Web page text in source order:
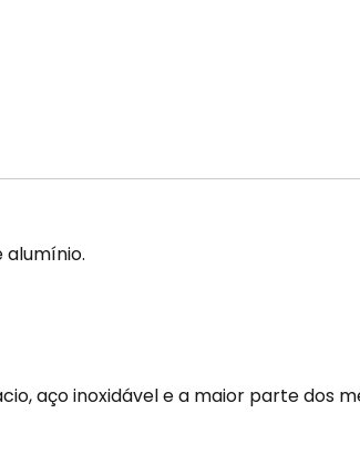
aço inoxidável e a maior parte dos